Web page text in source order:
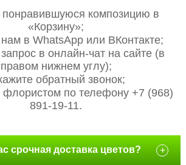
понравившуюся композицию в
«Корзину»;
в WhatsApp или ВКонтакте;
в онлайн-чат на сайте (в
правом нижнем углу);
обратный звонок;
флористом по телефону +7 (968)
891-19-11.
срочная доставка цветов? +